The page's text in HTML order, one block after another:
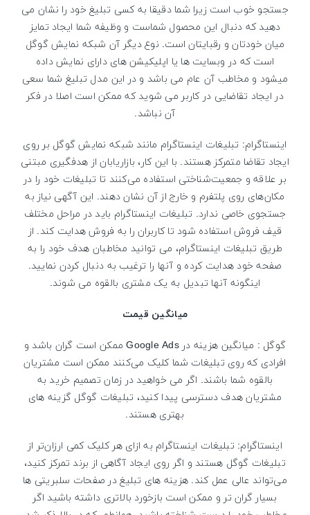
جستجو خوب است زیرا شما دقیقا به کسی تبلیغ خود را نشان می
دهید که دنبال این محصول شماست و وظیفه شما ایجاد تمایز
میان خودتان و رقبایتان است. نوع دیگر آن شبکه نمایش گوگل
است که در وبسایت ها یا اپلیکیشن های دارای نمایش داده
میشود و مخاطب آن عام می باشد و در این مدل تبلیغ شما سعی
در ایجاد تقاضایی در کاربر می شوید که ممکن است اصلا در فکر
آن نباشد.
اینستاگرام: تبلیغات اینستاگرام مانند شبکه نمایش گوگل بر روی
ایجاد تقاضا متمرکز هستند. با این کار، بازاریابان از هدفگیری مبتنی
بر علاقه و جمعیت‌شناختی استفاده می‌کنند تا تبلیغات خود را در
مکان‌های روی پلتفرم‌ و خارج از آن نشان دهند. این آگهی نیاز به
جستجوی خاصی ندارد. تبلیغات اینستاگرام باید در مراحل مختلف
قیف فروش استفاده شود تا کاربران را به فروش هدایت کند. از
طریق تبلیغات اینستاگرام، می توانید مخاطبان هدف خود را به
صفحه خود هدایت کرده و آنها را ترغیب به دنبال کردن نمایید.
اینگونه آنها تبدیل به یک مشتری بالقوه می شوند.
میانگین قیمت
گوگل : میانگین هزینه در Google Ads ممکن است گران باشد و
افرادی که روی تبلیغات شما کلیک می‌کنند ممکن است مشتریان
بالقوه شما باشند. اگر می خواهید در زمان تصمیم خرید به
مشتریان هدف دسترسی پیدا کنید، تبلیغات گوگل گزینه های
بهتری هستند.
اینستاگرام: تبلیغات اینستاگرام به ازای هر کلیک کمی ارزان‌تر از
تبلیغات گوگل هستند و اگر روی ایجاد آگاهی از برند تمرکز کنید،
می‌تواند عالی عمل کند. هزینه های تبلیغ در صفحات سلبریتی ها
بسیار گران تر و ممکن است بازخورد بالاتری داشته باشید اگر